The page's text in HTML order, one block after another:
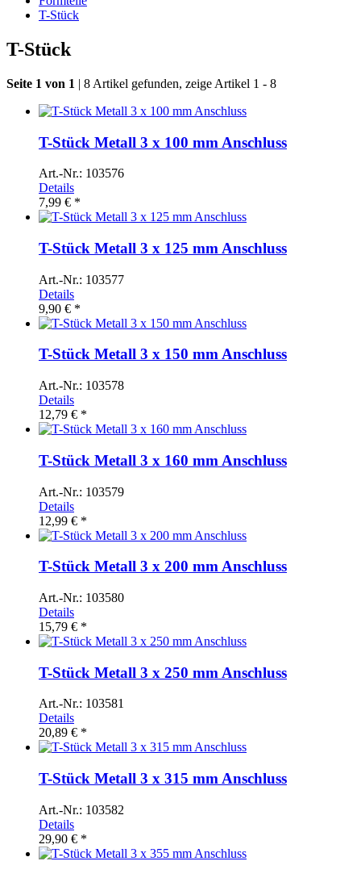
T-Stück
T-Stück
Seite 1 von 1 | 8 Artikel gefunden, zeige Artikel 1 - 8
T-Stück Metall 3 x 100 mm Anschluss
Art.-Nr.: 103576
Details
7,99 € *
T-Stück Metall 3 x 125 mm Anschluss
Art.-Nr.: 103577
Details
9,90 € *
T-Stück Metall 3 x 150 mm Anschluss
Art.-Nr.: 103578
Details
12,79 € *
T-Stück Metall 3 x 160 mm Anschluss
Art.-Nr.: 103579
Details
12,99 € *
T-Stück Metall 3 x 200 mm Anschluss
Art.-Nr.: 103580
Details
15,79 € *
T-Stück Metall 3 x 250 mm Anschluss
Art.-Nr.: 103581
Details
20,89 € *
T-Stück Metall 3 x 315 mm Anschluss
Art.-Nr.: 103582
Details
29,90 € *